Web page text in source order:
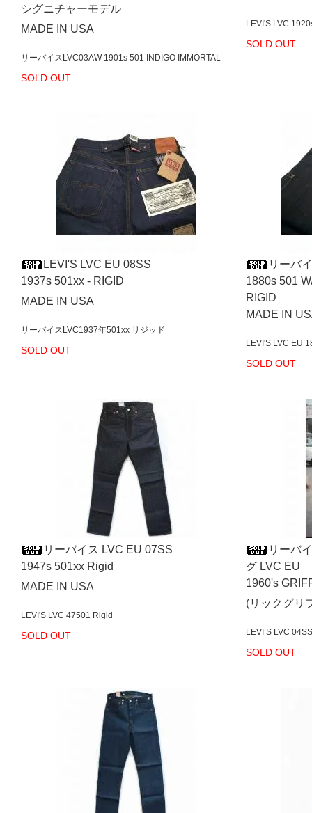
シグニチャーモデル
MADE IN USA
リーバイスLVC03AW 1901s 501 INDIGO IMMORTAL
SOLD OUT
LEVI'S LVC
SOLD OUT
LEVI'S LVC EU 08SS
1937s 501xx - RIGID
MADE IN USA
リーバイスLVC1937年501xx リジッド
SOLD OUT
リーバ
1880s 501
RIGID
MADE IN
LEVI'S LVC EU
SOLD OUT
リーバイス LVC EU 07SS
1947s 501xx Rigid
MADE IN USA
LEVI'S LVC 47501 Rigid
SOLD OUT
リーバ
グ LVC EU
1960's
(リックグリ
LEVI’S LVC
SOLD OUT